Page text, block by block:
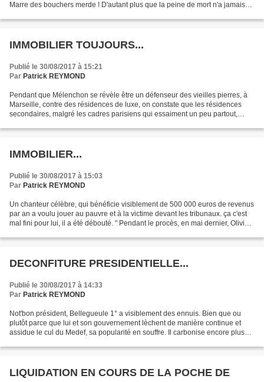
Marre des bouchers merde ! D'autant plus que la peine de mort n'a jamais
IMMOBILIER TOUJOURS...
Publié le 30/08/2017 à 15:21
Par Patrick REYMOND
Pendant que Mélenchon se révèle être un défenseur des vieilles pierres, à
Marseille, contre des résidences de luxe, on constate que les résidences
secondaires, malgré les cadres parisiens qui essaiment un peu partout,
IMMOBILIER...
Publié le 30/08/2017 à 15:03
Par Patrick REYMOND
Un chanteur célèbre, qui bénéficie visiblement de 500 000 euros de revenus
par an a voulu jouer au pauvre et à la victime devant les tribunaux. ça c'est
mal fini pour lui, il a été débouté. " Pendant le procès, en mai dernier, Olivier
DECONFITURE PRESIDENTIELLE...
Publié le 30/08/2017 à 14:33
Par Patrick REYMOND
Not'bon président, Bellegueule 1° a visiblement des ennuis. Bien que ou
plutôt parce que lui et son gouvernement lèchent de manière continue et
assidue le cul du Medef, sa popularité en souffre. Il carbonise encore plus
LIQUIDATION EN COURS DE LA POCHE DE